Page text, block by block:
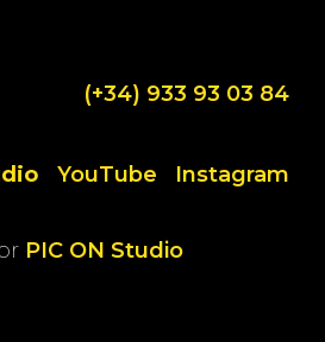
(+34) 933 93 03 84
YouTube Instagram
PIC ON Studio